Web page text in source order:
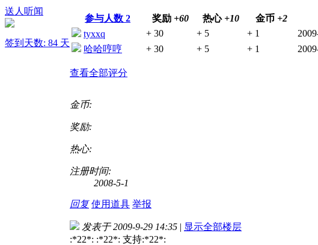
送人听闻
签到天数: 84 天
参与人数 2 奖励 +60 热心 +10 金币 +2
tyxxq
+ 30 + 5 + 1
哈哈哼哼
+ 30 + 5 + 1
查看全部评分
金币:
奖励:
热心:
注册时间:
2008-5-1
回复 使用道具 举报
发表于 2009-9-29 14:35 | 显示全部楼层
:*22*: :*22*: 支持:*22*: